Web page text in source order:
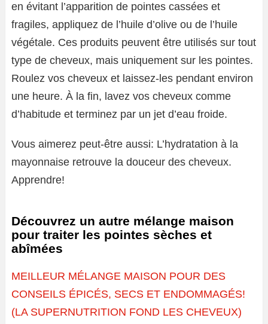
en évitant l’apparition de pointes cassées et
fragiles, appliquez de l’huile d’olive ou de l’huile
végétale. Ces produits peuvent être utilisés sur tout
type de cheveux, mais uniquement sur les pointes.
Roulez vos cheveux et laissez-les pendant environ
une heure. À la fin, lavez vos cheveux comme
d’habitude et terminez par un jet d’eau froide.
Vous aimerez peut-être aussi: L’hydratation à la
mayonnaise retrouve la douceur des cheveux.
Apprendre!
Découvrez un autre mélange maison
pour traiter les pointes sèches et
abîmées
MEILLEUR MÉLANGE MAISON POUR DES
CONSEILS ÉPICÉS, SECS ET ENDOMMAGÉS!
(LA SUPERNUTRITION FOND LES CHEVEUX)